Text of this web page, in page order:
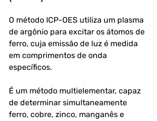
O método ICP-OES utiliza um plasma
de argônio para excitar os átomos de
ferro, cuja emissão de luz é medida
em comprimentos de onda
específicos.
É um método multielementar, capaz
de determinar simultaneamente
ferro, cobre, zinco, manganês e